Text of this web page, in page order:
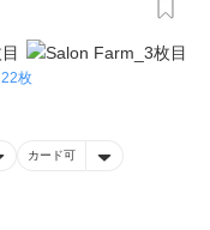
22枚
カード可